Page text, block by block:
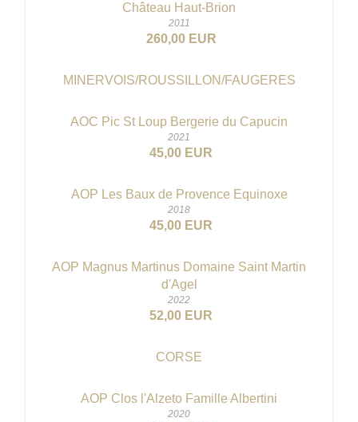
Château Haut-Brion
2011
260,00 EUR
MINERVOIS/ROUSSILLON/FAUGERES
AOC Pic St Loup Bergerie du Capucin
2021
45,00 EUR
AOP Les Baux de Provence Equinoxe
2018
45,00 EUR
AOP Magnus Martinus Domaine Saint Martin
d'Agel
2022
52,00 EUR
CORSE
AOP Clos l'Alzeto Famille Albertini
2020